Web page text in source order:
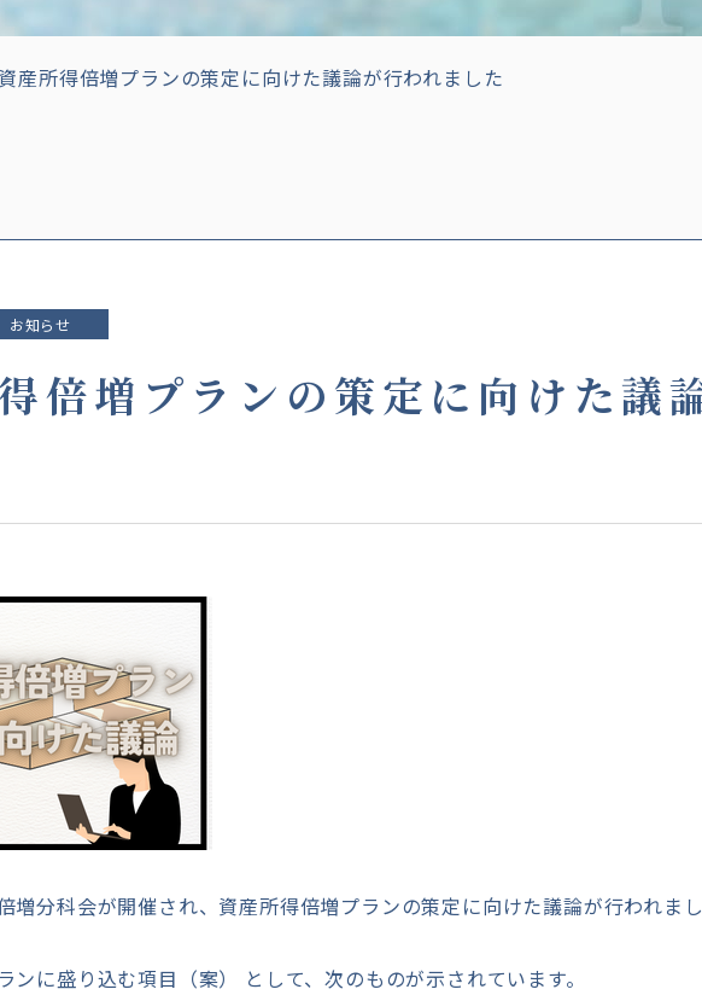
資産所得倍増プランの策定に向けた議論が行われました
お知らせ
倍増プランの策定に向けた議
増分科会が開催され、資産所得倍増プランの策定に向けた議論が行われま
ンに盛り込む項目（案） として、次のものが示されています。